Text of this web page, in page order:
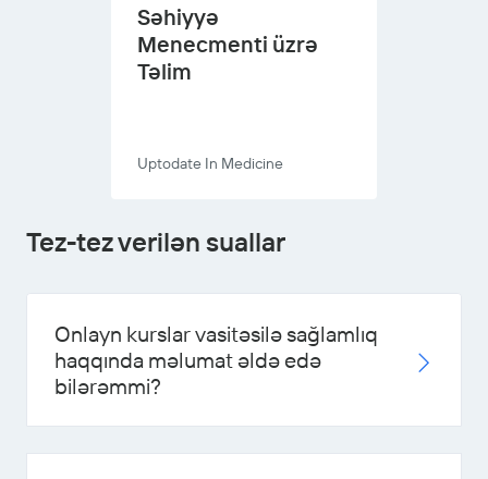
Səhiyyə
Menecmenti üzrə
Təlim
Uptodate In Medicine
Tez-tez verilən suallar
Onlayn kurslar vasitəsilə sağlamlıq
haqqında məlumat əldə edə
bilərəmmi?